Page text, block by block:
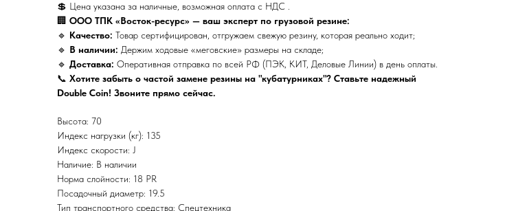
💲 Цена указана за наличные, возможная оплата с НДС .
🏢 ООО ТПК «Восток-ресурс» — ваш эксперт по грузовой резине:
🔹 Качество: Товар сертифицирован, отгружаем свежую резину, которая реально ходит;
🔹 В наличии: Держим ходовые «меговские» размеры на складе;
🔹 Доставка: Оперативная отправка по всей РФ (ПЭК, КИТ, Деловые Линии) в день оплаты.
📞 Хотите забыть о частой замене резины на "кубатурниках"? Ставьте надежный
Double Coin! Звоните прямо сейчас.
Высота: 70
Индекс нагрузки (кг): 135
Индекс скорости: J
Наличие: В наличии
Норма слойности: 18 PR
Посадочный диаметр: 19.5
Тип транспортного средства: Спецтехника